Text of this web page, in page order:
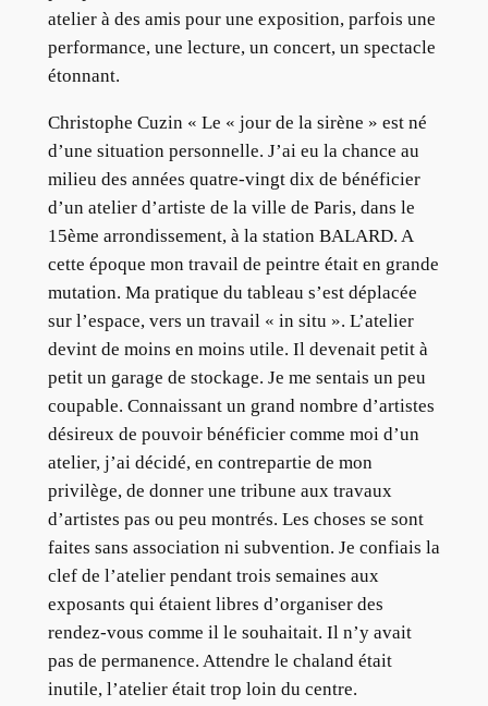
atelier à des amis pour une exposition, parfois une
performance, une lecture, un concert, un spectacle
étonnant.
Christophe Cuzin « Le « jour de la sirène » est né
d’une situation personnelle. J’ai eu la chance au
milieu des années quatre-vingt dix de bénéficier
d’un atelier d’artiste de la ville de Paris, dans le
15ème arrondissement, à la station BALARD. A
cette époque mon travail de peintre était en grande
mutation. Ma pratique du tableau s’est déplacée
sur l’espace, vers un travail « in situ ». L’atelier
devint de moins en moins utile. Il devenait petit à
petit un garage de stockage. Je me sentais un peu
coupable. Connaissant un grand nombre d’artistes
désireux de pouvoir bénéficier comme moi d’un
atelier, j’ai décidé, en contrepartie de mon
privilège, de donner une tribune aux travaux
d’artistes pas ou peu montrés. Les choses se sont
faites sans association ni subvention. Je confiais la
clef de l’atelier pendant trois semaines aux
exposants qui étaient libres d’organiser des
rendez-vous comme il le souhaitait. Il n’y avait
pas de permanence. Attendre le chaland était
inutile, l’atelier était trop loin du centre.